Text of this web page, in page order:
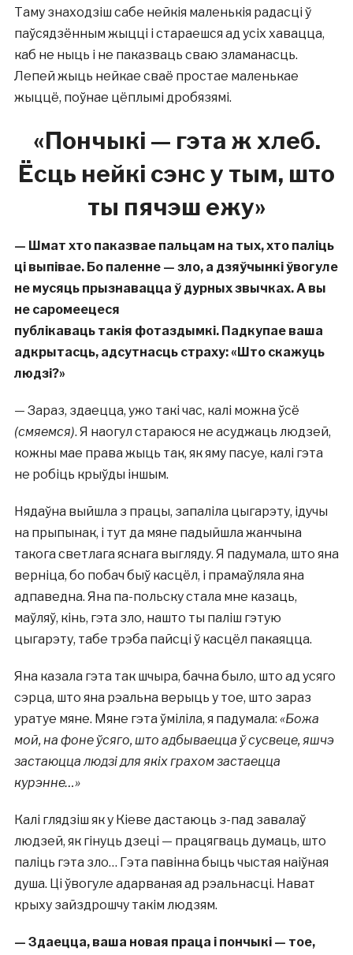
Таму знаходзіш сабе нейкія маленькія радасці ў
паўсядзённым жыцці і стараешся ад усіх хавацца,
каб не ныць і не паказваць сваю зламанасць.
Лепей жыць нейкае сваё простае маленькае
жыццё, поўнае цёплымі дробязямі.
«Пончыкі — гэта ж хлеб.
Ёсць нейкі сэнс у тым, што
ты пячэш ежу»
— Шмат хто паказвае пальцам на тых, хто паліць
ці выпівае. Бо паленне — зло, а дзяўчынкі ўвогуле
не мусяць прызнавацца ў дурных звычках. А вы
не саромеецеся
публікаваць такія фотаздымкі. Падкупае ваша
адкрытасць, адсутнасць страху: «Што скажуць
людзі?»
— Зараз, здаецца, ужо такі час, калі можна ўсё
(смяемся). Я наогул стараюся не асуджаць людзей,
кожны мае права жыць так, як яму пасуе, калі гэта
не робіць крыўды іншым.
Нядаўна выйшла з працы, запаліла цыгарэту, ідучы
на прыпынак, і тут да мяне падыйшла жанчына
такога светлага яснага выгляду. Я падумала, што яна
верніца, бо побач быў касцёл, і прамаўляла яна
адпаведна. Яна па-польску стала мне казаць,
маўляў, кінь, гэта зло, нашто ты паліш гэтую
цыгарэту, табе трэба пайсці ў касцёл пакаяцца.
Яна казала гэта так шчыра, бачна было, што ад усяго
сэрца, што яна рэальна верыць у тое, што зараз
уратуе мяне. Мяне гэта ўміліла, я падумала: «Божа
мой, на фоне ўсяго, што адбываецца ў сусвеце, яшчэ
застаюцца людзі для якіх грахом застаецца
курэнне…»
Калі глядзіш як у Кіеве дастаюць з-пад завалаў
людзей, як гінуць дзеці — працягваць думаць, што
паліць гэта зло… Гэта павінна быць чыстая наіўная
душа. Ці ўвогуле адарваная ад рэальнасці. Нават
крыху зайздрошчу такім людзям.
— Здаецца, ваша новая праца і пончыкі — тое,